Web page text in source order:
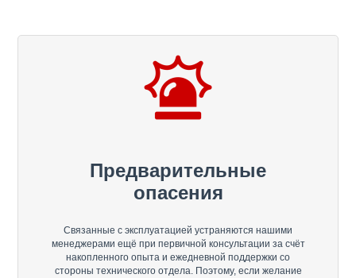
Предварительные
опасения
Связанные с эксплуатацией устраняются нашими
менеджерами ещё при первичной консультации за счёт
накопленного опыта и ежедневной поддержки со
стороны технического отдела. Поэтому, если желание